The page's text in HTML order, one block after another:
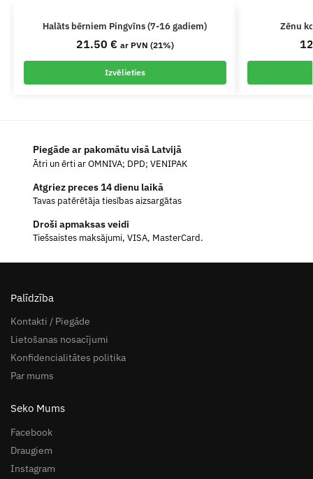
Halāts bērniem Pingvīns (7-16 gadiem)
21.50 € ar PVN (21%)
Izvēlieties
Zēnu
Piegāde ar pakomātu visā Latvijā
Ātri un ērti ar OMNIVA; DPD; VENIPAK
Atgriez preces 14 dienu laikā
Tavas patērētāja tiesības aizsargātas
Droši apmaksas veidi
Tiešsaistes maksājumi, VISA, MasterCard.
Palīdzība
Kontakti / Piegāde
Lietošanas nosacījumi
Konfidencialitātes politika
Par mums
Seko Mums
Facebook
Draugiem
Instagram